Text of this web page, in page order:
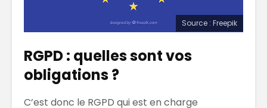
Source : Freepik
RGPD : quelles sont vos
obligations ?
C’est donc le RGPD qui est en charge